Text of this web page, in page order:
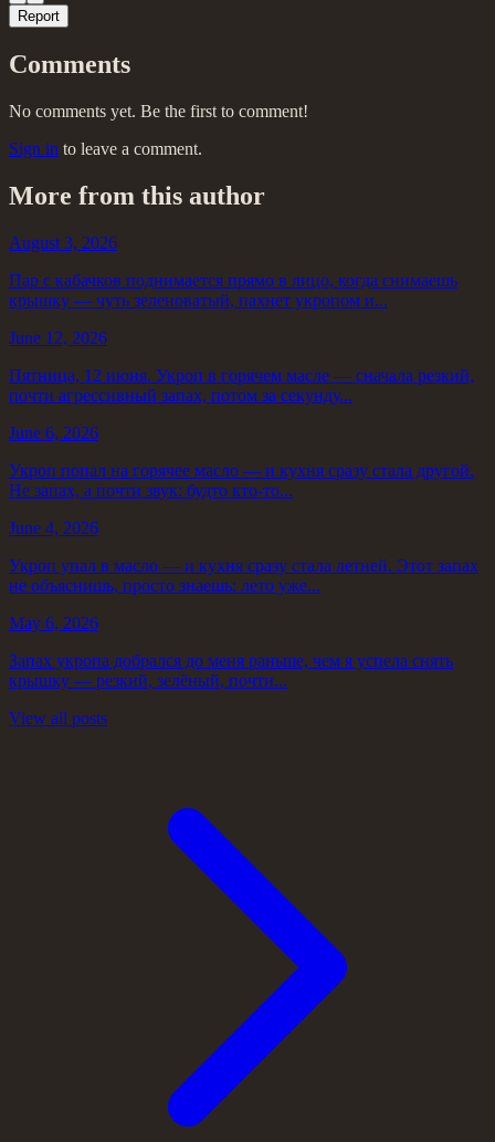
Report
Comments
No comments yet. Be the first to comment!
Sign in to leave a comment.
More from this author
August 3, 2026
Пар с кабачков поднимается прямо в лицо, когда снимаешь
крышку — чуть зеленоватый, пахнет укропом и...
June 12, 2026
Пятница, 12 июня. Укроп в горячем масле — сначала резкий,
почти агрессивный запах, потом за секунду...
June 6, 2026
Укроп попал на горячее масло — и кухня сразу стала другой.
Не запах, а почти звук: будто кто-то...
June 4, 2026
Укроп упал в масло — и кухня сразу стала летней. Этот запах
не объяснишь, просто знаешь: лето уже...
May 6, 2026
Запах укропа добрался до меня раньше, чем я успела снять
крышку — резкий, зелёный, почти...
View all posts